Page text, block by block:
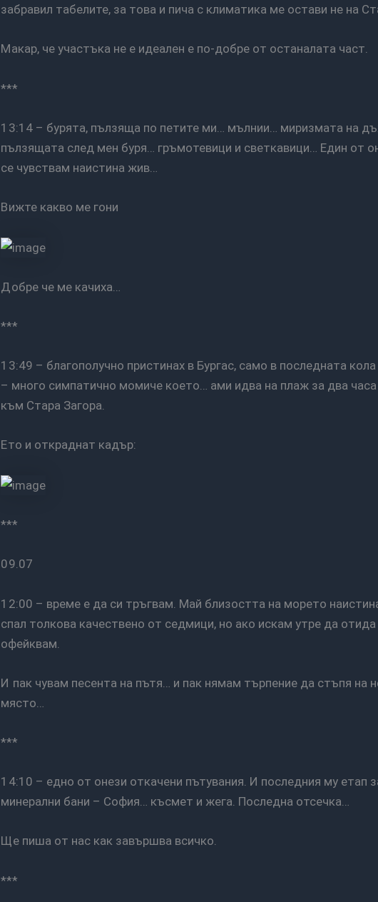
забравил табелите, за това и пича с климатика ме остави не на
Макар, че участъка не е идеален е по-добре от останалата част.
***
13:14 – бурята, пълзяща по петите ми… мълнии… миризмата на дъжд… и състезанието с
пълзящата след мен буря… гръмотевици и светкавици… Един от
се чувствам наистина жив…
Вижте какво ме гони
Добре че ме качиха…
***
13:49 – благополучно пристинах в Бургас, само в последната кола да се запозная с Катя
– много симпатично момиче което… ами идва на плаж за два
към Стара Загора.
Ето и откраднат кадър:
***
09.07
12:00 – време е да си тръгвам. Май близостта на морето наистина ми липсва – не бях
спал толкова качествено от седмици, но ако искам утре да
офейквам.
И пак чувам песента на пътя… и пак нямам търпение да стъпя на него гонещ далечно
място…
***
14:10 – едно от онези откачени пътувания. И последния му етап започна: Сливенски
минерални бани – София… късмет и жега. Последна отсечка…
Ще пиша от нас как завършва всичко.
***